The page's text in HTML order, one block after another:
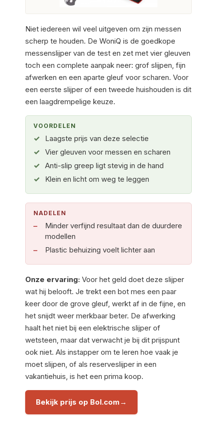
Niet iedereen wil veel uitgeven om zijn messen
scherp te houden. De WoniQ is de goedkope
messenslijper van de test en zet met vier gleuven
toch een complete aanpak neer: grof slijpen, fijn
afwerken en een aparte gleuf voor scharen. Voor
een eerste slijper of een tweede huishouden is dit
een laagdrempelige keuze.
VOORDELEN
Laagste prijs van deze selectie
Vier gleuven voor messen en scharen
Anti-slip greep ligt stevig in de hand
Klein en licht om weg te leggen
NADELEN
Minder verfijnd resultaat dan de duurdere
modellen
Plastic behuizing voelt lichter aan
Onze ervaring: Voor het geld doet deze slijper
wat hij belooft. Je trekt een bot mes een paar
keer door de grove gleuf, werkt af in de fijne, en
het snijdt weer merkbaar beter. De afwerking
haalt het niet bij een elektrische slijper of
wetsteen, maar dat verwacht je bij dit prijspunt
ook niet. Als instapper om te leren hoe vaak je
moet slijpen, of als reserveslijper in een
vakantiehuis, is het een prima koop.
Bekijk prijs op Bol.com